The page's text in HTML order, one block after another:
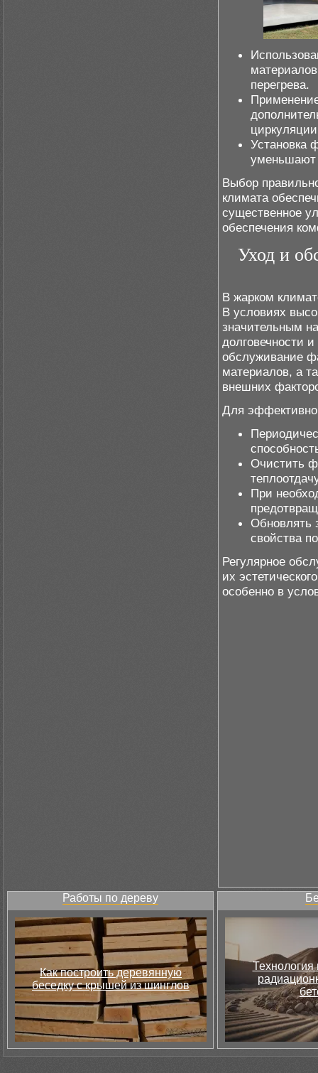
перегрева.
Установка
уменьшают
Выбор
климата
существенное
обеспечения
Уход и
В жарком
В условиях
значительным
долговечности
обслуживание
материалов, а
внешних
Для
Очистить
При
Обновлять
свойства
Регулярное
их
особенно в
Работы по дереву
Как построить деревянную
беседку с крышей из шинглов
Технология